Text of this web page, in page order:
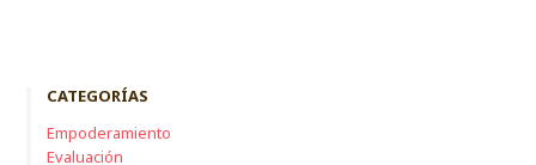
CATEGORÍAS
Empoderamiento
Evaluación